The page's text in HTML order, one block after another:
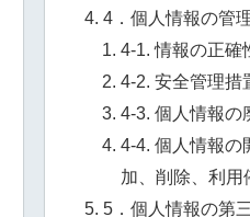
4．個人情報の管
4-1. 情報の正確
4-2. 安全管理措
4-3. 個人情報の
4-4. 個人情報の
加、削除、利用
5．個人情報の第